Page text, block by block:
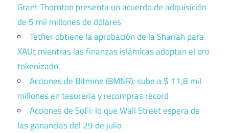
Grant Thornton presenta un acuerdo de adquisición
de 5 mil millones de dólares
Tether obtiene la aprobación de la Shariah para
XAUt mientras las finanzas islámicas adoptan el oro
tokenizado
Acciones de Bitmine (BMNR): sube a $ 11,8 mil
millones en tesorería y recompras récord
Acciones de SoFi: lo que Wall Street espera de
las ganancias del 29 de julio